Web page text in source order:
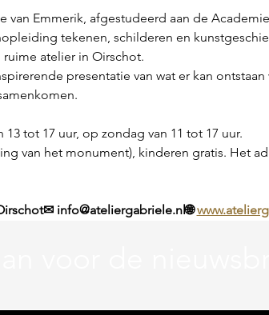
van Emmerik, afgestudeerd aan de
tekenen, schilderen en
atelier in Oirschot.
presentatie van wat er kan ontstaan
tot 17 uur, op zondag van 11 tot 17 uur.
van het monument), kinderen gratis. Het
info@ateliergabriele.nl🌐